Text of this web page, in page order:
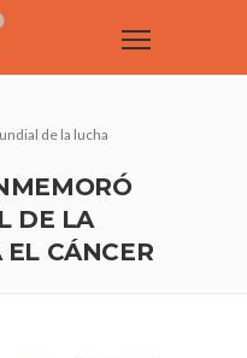
de la lucha
DE LA
CÁNCER